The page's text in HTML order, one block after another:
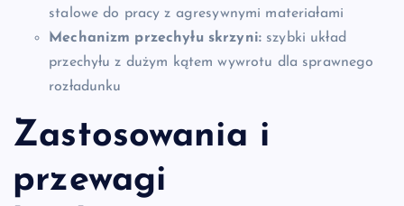
stalowe do pracy z agresywnymi materiałami
Mechanizm przechyłu skrzyni: szybki układ
przechyłu z dużym kątem wywrotu dla sprawnego
rozładunku
Zastosowania i
przewagi